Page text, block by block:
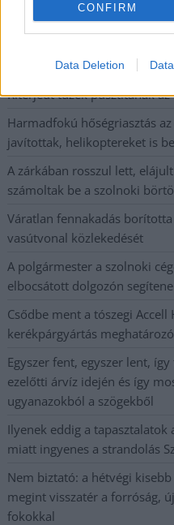
CONFIRM
Data Deletion
Pénteken újra csökken a
Országgyűlés
Kiterjedt tüzek pusztítanak
Harmadfokú hőségriasztás
javítottak, helikoptereket is
A zárkában rosszul lett,
számoltak be a szolnoki
Váratlan fennakadás
vasútvonal közlekedését
A polgármester a szolnoki
elbocsátott dolgozón segítene
Csődbe ment a tószegi Accell
kerékpárgyártás
Egyszer fent, egyszer lent,
ezelőtti árvíz idején és így
ugyanazokból a szögekből
Ilyenek eddig a
miatt ingyenes a strandolás
Nem biztató: a hétvégi
megint visszatér a forróság,
fokokkal